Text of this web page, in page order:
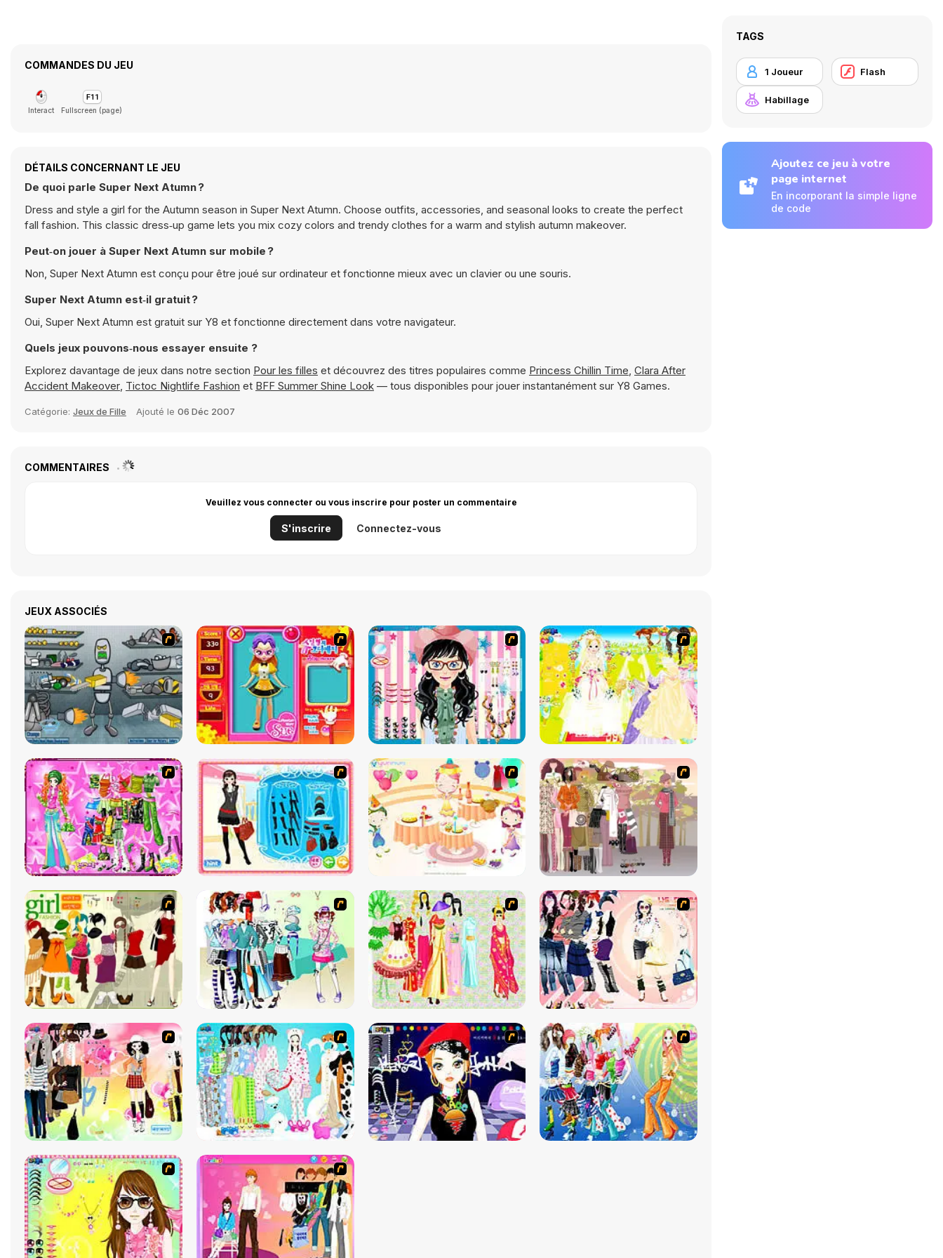
COMMANDES DU JEU
Interact Fullscreen (page)
DÉTAILS CONCERNANT LE JEU
De quoi parle Super Next Atumn ?
Dress and style a girl for the Autumn season in Super Next Atumn. Choose outfits, accessories, and seasonal looks to create the perfect
fall fashion. This classic dress‑up game lets you mix cozy colors and trendy clothes for a warm and stylish autumn makeover.
Peut‑on jouer à Super Next Atumn sur mobile ?
Non, Super Next Atumn est conçu pour être joué sur ordinateur et fonctionne mieux avec un clavier ou une souris.
Super Next Atumn est‑il gratuit ?
Oui, Super Next Atumn est gratuit sur Y8 et fonctionne directement dans votre navigateur.
Quels jeux pouvons‑nous essayer ensuite ?
Explorez davantage de jeux dans notre section Pour les filles et découvrez des titres populaires comme Princess Chillin Time, Clara After
Accident Makeover, Tictoc Nightlife Fashion et BFF Summer Shine Look — tous disponibles pour jouer instantanément sur Y8 Games.
Catégorie: Jeux de Fille Ajouté le 06 Déc 2007
COMMENTAIRES
Veuillez vous connecter ou vous inscrire pour poster un commentaire
S'inscrire Connectez-vous
JEUX ASSOCIÉS
TAGS
1 Joueur Flash
Habillage
Ajoutez ce jeu à votre
page internet
En incorporant la simple ligne
de code